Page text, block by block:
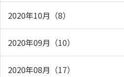
2020年10月（8）
2020年09月（10）
2020年08月（17）